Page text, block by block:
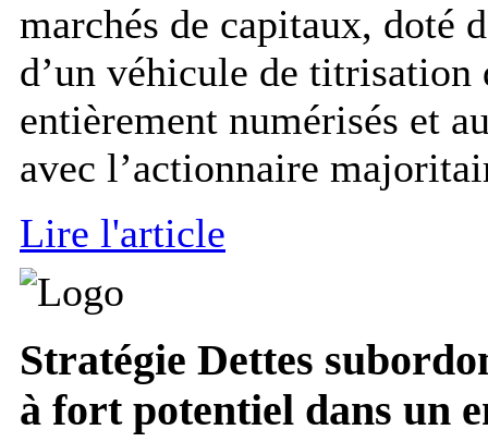
marchés de capitaux, doté
d’un véhicule de
entièrement numérisés et
avec l’actionnaire
Lire l'article
Stratégie Dettes
à fort potentiel dans un